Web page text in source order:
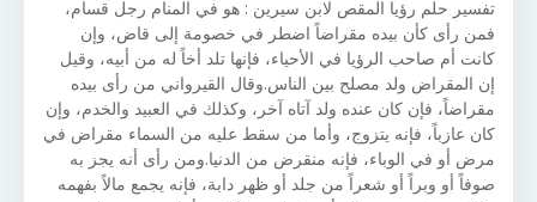
تفسير حلم رؤيا المقص لابن سيرين : هو في المنام رجل قسام،
فمن رأى كأن بيده مقراضاً اضطر في خصومة إلى قاض، وإن
كانت أم صاحب الرؤيا في الأحياء، فإنها تلد أخاً له من أبيه، وقيل
إن المقراض ولد مصلح بين الناس.وقال القيرواني من رأى بيده
مقراضاً، فإن كان عنده ولد آتاه آخر، وكذلك في العبيد والخدم، وإن
كان عازباً، فإنه يتزوج، وأما من سقط عليه من السماء مقراض في
مرض أو في الوباء، فإنه منقرض من الدنيا.ومن رأى أنه يجز به
صوفاً أو وبراً أو شعراً من جلد أو ظهر دابة، فإنه يجمع مالاً بفهمه